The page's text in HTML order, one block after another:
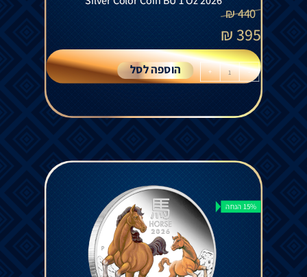
440
₪
395
₪
-
+ הוספה לסל
15% הנחה